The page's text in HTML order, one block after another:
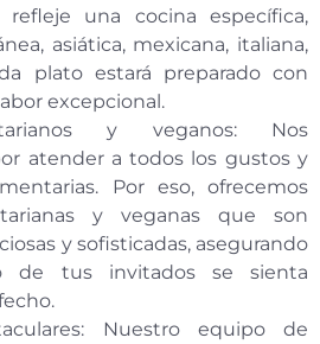
una cocina específica,
asiática, mexicana, italiana,
plato estará preparado con
excepcional.
y veganos: Nos
atender a todos los gustos y
Por eso, ofrecemos
y veganas que son
y sofisticadas, asegurando
de tus invitados se sienta
Nuestro equipo de